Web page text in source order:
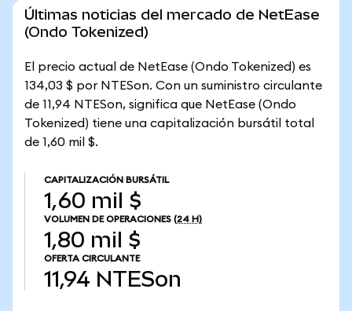
Últimas noticias del mercado de NetEase
(Ondo Tokenized)
El precio actual de NetEase (Ondo Tokenized) es
134,03 $ por NTESon. Con un suministro circulante
de 11,94 NTESon, significa que NetEase (Ondo
Tokenized) tiene una capitalización bursátil total
de 1,60 mil $.
CAPITALIZACIÓN BURSÁTIL
1,60 mil $
VOLUMEN DE OPERACIONES (24 H)
1,80 mil $
OFERTA CIRCULANTE
11,94 NTESon